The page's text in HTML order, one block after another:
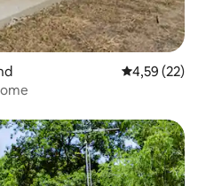
4,59 de uma
4,59 (22)
dos hóspedes